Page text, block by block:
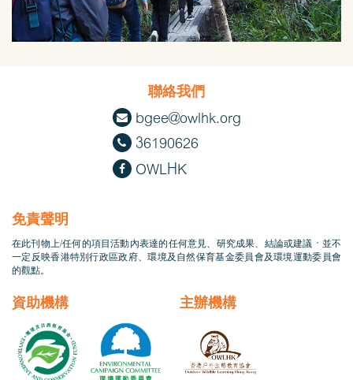
聯絡我們
bgee@owlhk.org
36190626
OWLHK
免責聲明
在此刊物上/任何的項目活動內表達的任何意見、研究成果、結論或建議，並不
一定反映香港特別行政區政府、環境及自然保育基金委員會及環境運動委員會
的觀點。
資助機構 主辦機構